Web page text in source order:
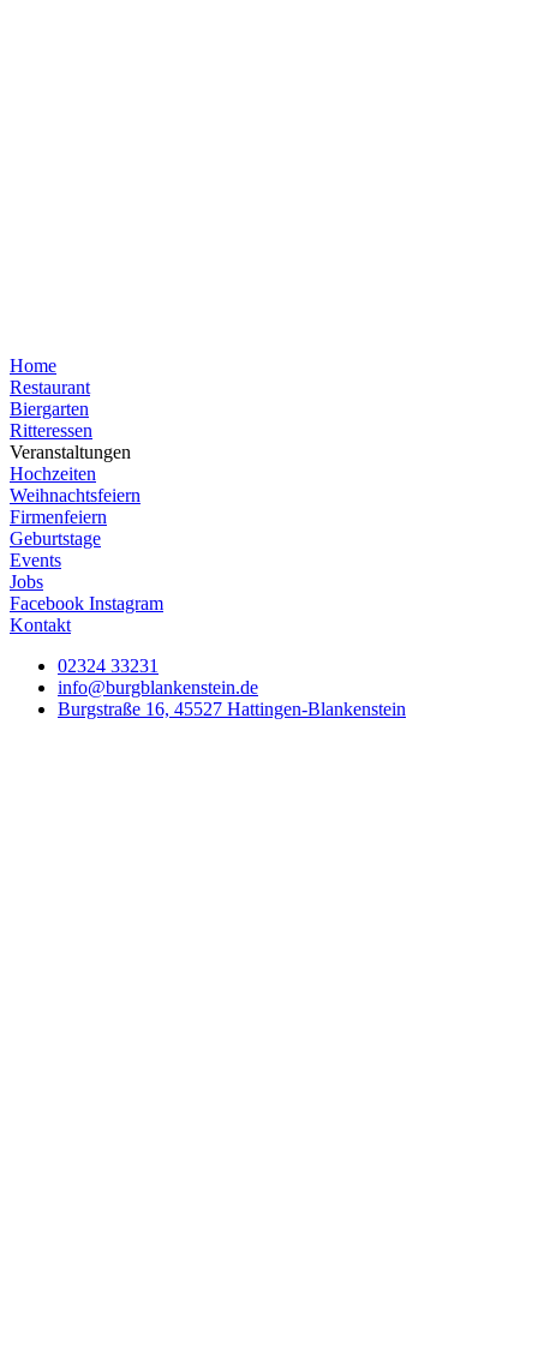
Home
Restaurant
Biergarten
Ritteressen
Veranstaltungen
Hochzeiten
Weihnachtsfeiern
Firmenfeiern
Geburtstage
Events
Jobs
Facebook Instagram
Kontakt
02324 33231
info@burgblankenstein.de
Burgstraße 16, 45527 Hattingen-Blankenstein